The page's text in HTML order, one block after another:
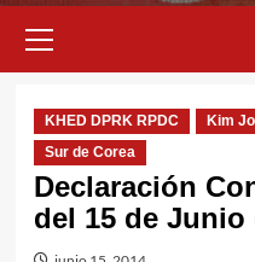
primario
KHED DPRK RPDC Kim
Sur de Corea
Declaración
del 15 de Junio